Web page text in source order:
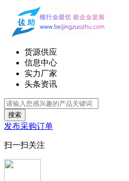
货源供应
信息中心
实力厂家
头条资讯
搜索
发布采购订单
扫一扫关注